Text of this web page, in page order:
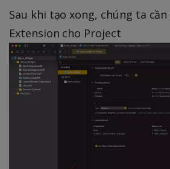
Sau khi tạo xong, chúng ta
Extension cho Project